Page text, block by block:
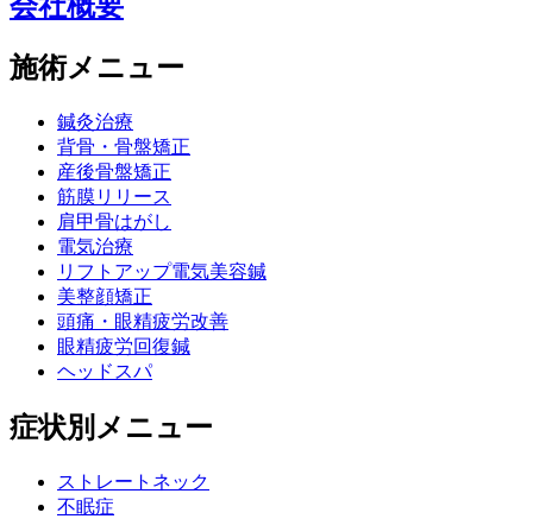
施術メニュー
鍼灸治療
背骨・骨盤矯正
産後骨盤矯正
筋膜リリース
肩甲骨はがし
電気治療
リフトアップ電気美容鍼
美整顔矯正
頭痛・眼精疲労改善
眼精疲労回復鍼
ヘッドスパ
症状別メニュー
ストレートネック
不眠症